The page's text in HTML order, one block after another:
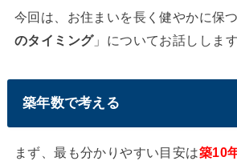
今回は、お住まいを長く健やかに保
のタイミング」についてお話しします
築年数で考える
まず、最も分かりやすい目安は築10